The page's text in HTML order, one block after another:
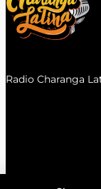
Radio Charanga